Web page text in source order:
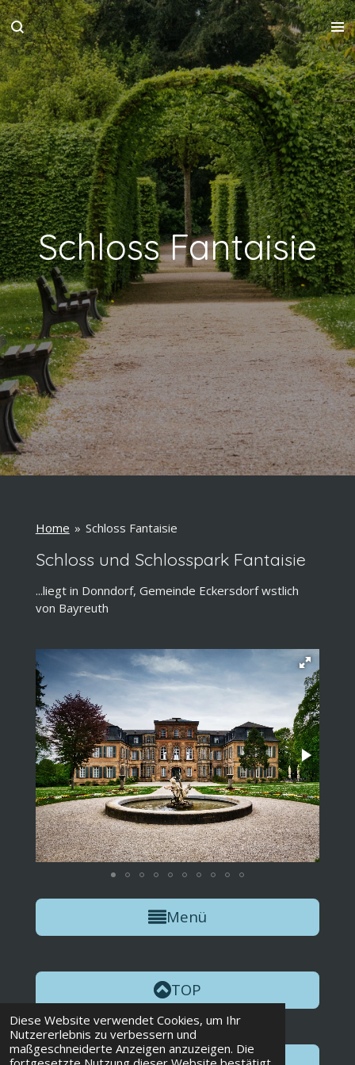
Diese Website verwendet Cookies, um Ihr
Nutzererlebnis zu verbessern und
maßgeschneiderte Anzeigen anzuzeigen. Die
Zum
Hauptinhalt
springen
Schloss Fantaisie
Home » Schloss Fantaisie
Schloss und Schlosspark Fantaisie
...liegt in Donndorf, Gemeinde Eckersdorf wstlich
von Bayreuth
Menü
TOP